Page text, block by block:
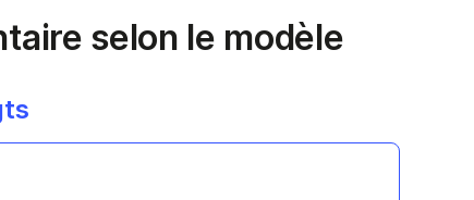
selon le modèle